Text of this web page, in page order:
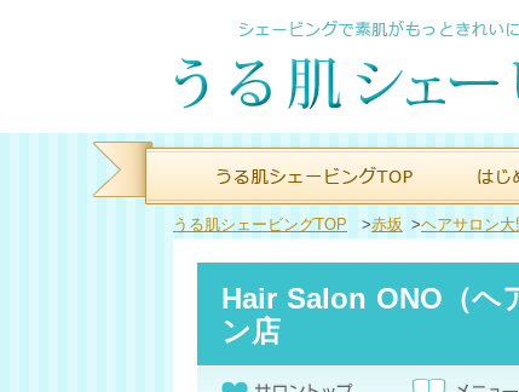
うる肌シェービングTOP >赤坂 >ヘアサロン
Hair Salon ONO（ヘ
ン店